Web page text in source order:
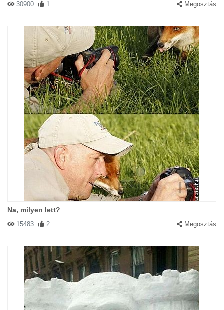
30900 1 Megosztás
Na, milyen lett?
15483 2 Megosztás